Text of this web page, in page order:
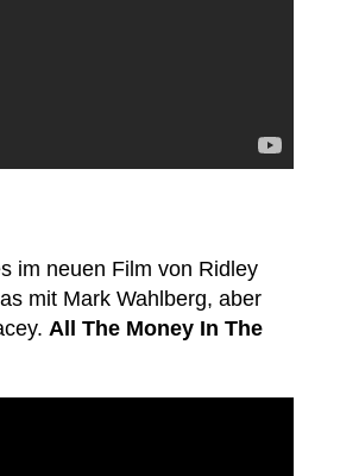
im neuen Film von Ridley
mit Mark Wahlberg, aber
All The Money In The